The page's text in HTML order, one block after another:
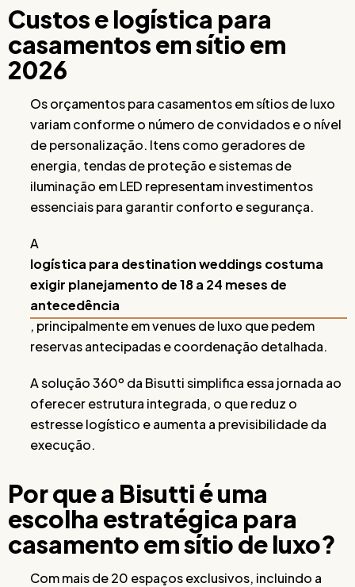
Custos e logística para
casamentos em sítio em
2026
Os orçamentos para casamentos em sítios de luxo
variam conforme o número de convidados e o nível
de personalização. Itens como geradores de
energia, tendas de proteção e sistemas de
iluminação em LED representam investimentos
essenciais para garantir conforto e segurança.
A
logística para destination weddings costuma
exigir planejamento de 18 a 24 meses de
antecedência
, principalmente em venues de luxo que pedem
reservas antecipadas e coordenação detalhada.
A solução 360º da Bisutti simplifica essa jornada ao
oferecer estrutura integrada, o que reduz o
estresse logístico e aumenta a previsibilidade da
execução.
Por que a Bisutti é uma
escolha estratégica para
casamento em sítio de luxo?
Com mais de 20 espaços exclusivos, incluindo a